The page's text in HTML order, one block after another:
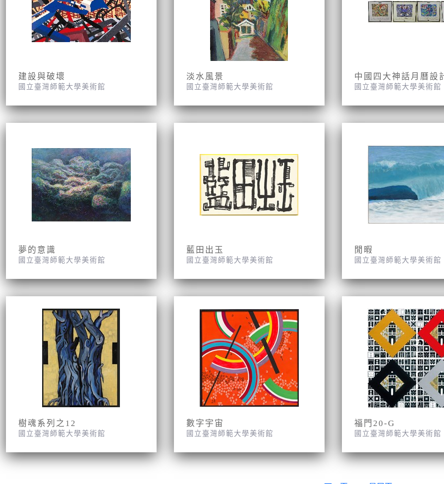
建設與破壞
國立臺灣師範大學美術館
淡水風景
國立臺灣師範大學美術館
中國四大神話月曆設
國立臺灣師範大學美術館
夢的意識
國立臺灣師範大學美術館
藍田出玉
國立臺灣師範大學美術館
閒暇
國立臺灣師範大學美術館
樹魂系列之12
國立臺灣師範大學美術館
數字宇宙
國立臺灣師範大學美術館
福門20-G
國立臺灣師範大學美術館